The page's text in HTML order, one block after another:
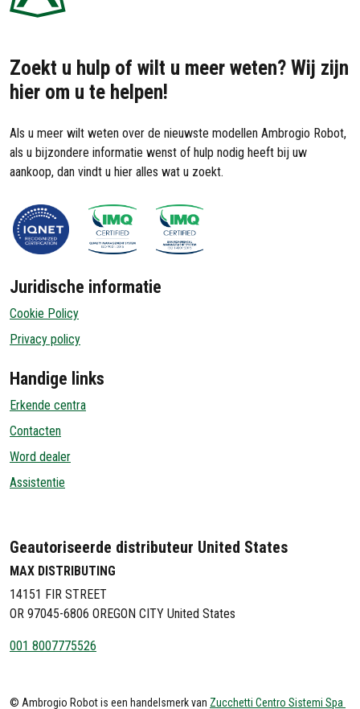
Zoekt u hulp of wilt u meer weten? Wij zijn
hier om u te helpen!
Als u meer wilt weten over de nieuwste modellen Ambrogio Robot,
als u bijzondere informatie wenst of hulp nodig heeft bij uw
aankoop, dan vindt u hier alles wat u zoekt.
Juridische informatie
Cookie Policy
Privacy policy
Handige links
Erkende centra
Contacten
Word dealer
Assistentie
Geautoriseerde distributeur United States
MAX DISTRIBUTING
14151 FIR STREET
OR 97045-6806 OREGON CITY United States
001 8007775526
© Ambrogio Robot is een handelsmerk van Zucchetti Centro Sistemi Spa